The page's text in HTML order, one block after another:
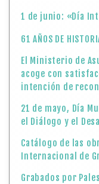
1 de junio: «Día
61 AÑOS DE
El Ministerio de
acoge con
intención de
21 de mayo, Día
el Diálogo y el
Catálogo de las
Internacional de
Grabados por